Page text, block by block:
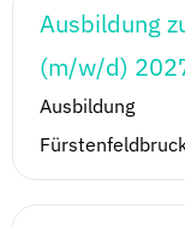
Ausbildung
(m/w/d)
Ausbildung